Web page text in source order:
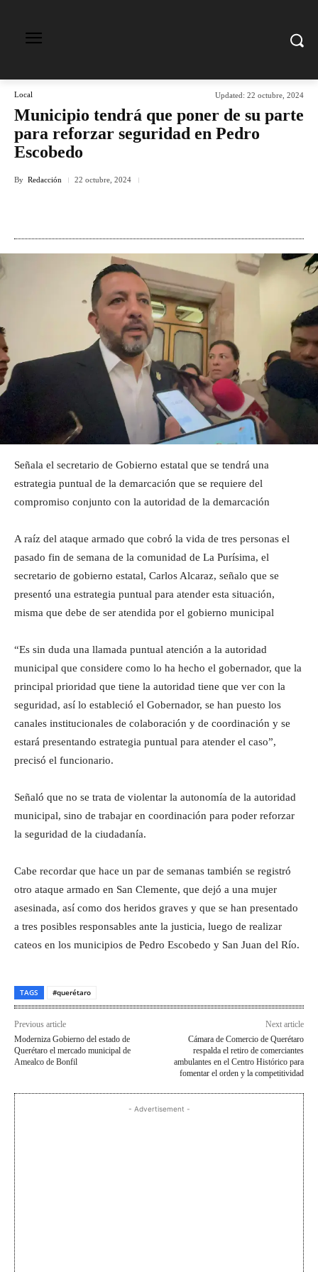
Local Updated: 22 octubre, 2024
Municipio tendrá que poner de su parte
para reforzar seguridad en Pedro
Escobedo
By Redacción 22 octubre, 2024
Señala el secretario de Gobierno estatal que se tendrá una
estrategia puntual de la demarcación que se requiere del
compromiso conjunto con la autoridad de la demarcación
A raíz del ataque armado que cobró la vida de tres personas el
pasado fin de semana de la comunidad de La Purísima, el
secretario de gobierno estatal, Carlos Alcaraz, señalo que se
presentó una estrategia puntual para atender esta situación,
misma que debe de ser atendida por el gobierno municipal
“Es sin duda una llamada puntual atención a la autoridad
municipal que considere como lo ha hecho el gobernador, que la
principal prioridad que tiene la autoridad tiene que ver con la
seguridad, así lo estableció el Gobernador, se han puesto los
canales institucionales de colaboración y de coordinación y se
estará presentando estrategia puntual para atender el caso”,
precisó el funcionario.
Señaló que no se trata de violentar la autonomía de la autoridad
municipal, sino de trabajar en coordinación para poder reforzar
la seguridad de la ciudadanía.
Cabe recordar que hace un par de semanas también se registró
otro ataque armado en San Clemente, que dejó a una mujer
asesinada, así como dos heridos graves y que se han presentado
a tres posibles responsables ante la justicia, luego de realizar
cateos en los municipios de Pedro Escobedo y San Juan del Río.
TAGS #querétaro
Previous article
Moderniza Gobierno del estado de
Querétaro el mercado municipal de
Amealco de Bonfil
Next article
Cámara de Comercio de Querétaro
respalda el retiro de comerciantes
ambulantes en el Centro Histórico para
fomentar el orden y la competitividad
- Advertisement -